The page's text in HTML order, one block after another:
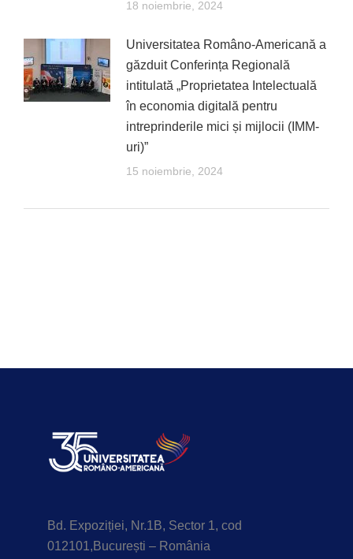
18 noiembrie, 2024
Universitatea Româno-Americană a
găzduit Conferința Regională
intitulată „Proprietatea Intelectuală
în economia digitală pentru
intreprinderile mici și mijlocii (IMM-
uri)”
15 noiembrie, 2024
Bd. Expoziției, Nr.1B, Sector 1, cod
012101,București – România